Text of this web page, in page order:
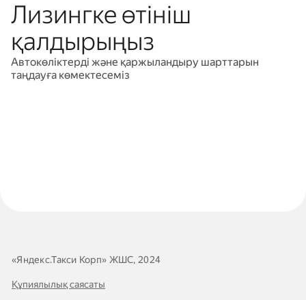
Лизингке өтініш
қалдырыңыз
Автокөліктерді және қаржыландыру шарттарын
таңдауға көмектесеміз
«Яндекс.Такси Корп» ЖШС, 2024
Құпиялылық саясаты